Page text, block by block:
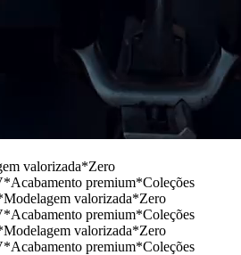
valorizada*Zero
*Acabamento premium*Coleções
Modelagem valorizada*Zero
*Acabamento premium*Coleções
Modelagem valorizada*Zero
*Acabamento premium*Coleções